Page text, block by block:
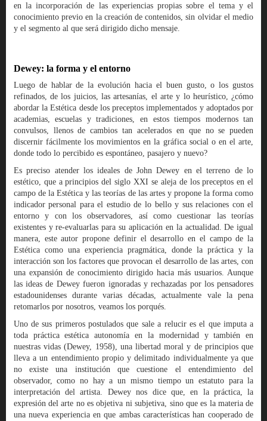
en la incorporación de las experiencias propias sobre el tema y el
conocimiento previo en la creación de contenidos, sin olvidar el medio
y el segmento al que será dirigido dicho mensaje.
Dewey: la forma y el entorno
Luego de hablar de la evolución hacia el buen gusto, o los gustos
refinados, de los juicios, las artesanías, el arte y lo heurístico, ¿cómo
abordar la Estética desde los preceptos implementados y adoptados por
academias, escuelas y tradiciones, en estos tiempos modernos tan
convulsos, llenos de cambios tan acelerados en que no se pueden
discernir fácilmente los movimientos en la gráfica social o en el arte,
donde todo lo percibido es espontáneo, pasajero y nuevo?
Es preciso atender los ideales de John Dewey en el terreno de lo
estético, que a principios del siglo XXI se aleja de los preceptos en el
campo de la Estética y las teorías de las artes y propone la forma como
indicador personal para el estudio de lo bello y sus relaciones con el
entorno y con los observadores, así como cuestionar las teorías
existentes y re-evaluarlas para su aplicación en la actualidad. De igual
manera, este autor propone definir el desarrollo en el campo de la
Estética como una experiencia pragmática, donde la práctica y la
interacción son los factores que provocan el desarrollo de las artes, con
una expansión de conocimiento dirigido hacia más usuarios. Aunque
las ideas de Dewey fueron ignoradas y rechazadas por los pensadores
estadounidenses durante varias décadas, actualmente vale la pena
retomarlos por nosotros, veamos los porqués.
Uno de sus primeros postulados que sale a relucir es el que imputa a
toda práctica estética autonomía en la modernidad y también en
nuestras vidas (Dewey, 1958), una libertad moral y de principios que
lleva a un entendimiento propio y delimitado individualmente ya que
no existe una institución que cuestione el entendimiento del
observador, como no hay a un mismo tiempo un estatuto para la
interpretación del artista. Dewey nos dice que, en la práctica, la
expresión del arte no es objetiva ni subjetiva, sino que es la materia de
una nueva experiencia en que ambas características han cooperado de